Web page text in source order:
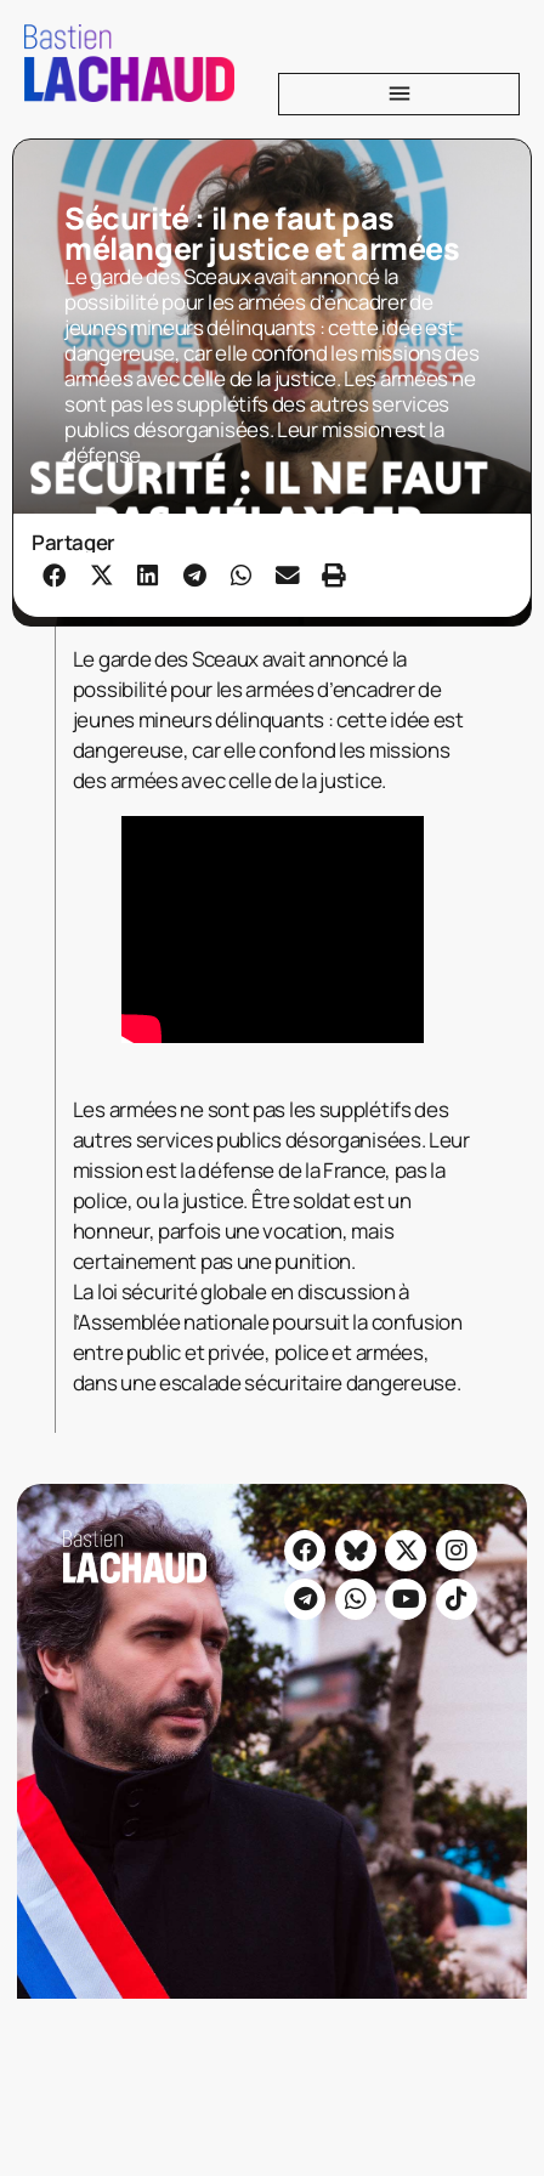
Sécurité : il ne faut pas
mélanger justice et armées
Le garde des Sceaux avait annoncé la
possibilité pour les armées d’encadrer de
jeunes mineurs délinquants : cette idée est
dangereuse, car elle confond les missions des
armées avec celle de la justice. Les armées ne
sont pas les supplétifs des autres services
publics désorganisées. Leur mission est la
défense
Partager
Le garde des Sceaux avait annoncé la
possibilité pour les armées d’encadrer de
jeunes mineurs délinquants : cette idée est
dangereuse, car elle confond les missions
des armées avec celle de la justice.
Les armées ne sont pas les supplétifs des
autres services publics désorganisées. Leur
mission est la défense de la France, pas la
police, ou la justice. Être soldat est un
honneur, parfois une vocation, mais
certainement pas une punition.
La loi sécurité globale en discussion à
l’Assemblée nationale poursuit la confusion
entre public et privée, police et armées,
dans une escalade sécuritaire dangereuse.